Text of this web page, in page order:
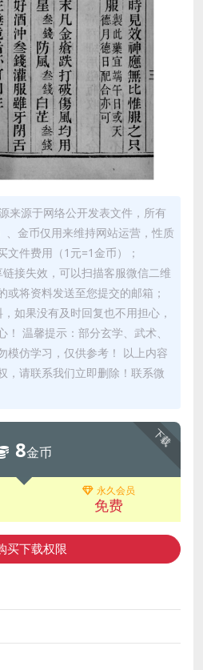
来源于网络公开发表文件，所有
、金币仅用来维持网站运营，性质
文件费用（1元=1金币）；
链接失效，可以扫描客服微信二维
或将资料发送至您提交的邮箱；
如果没有及时回复也不用担心，
温馨提示：部分玄学、武术、
模仿学习，仅供参考！ 以上内容
，请联系我们立即删除！联系微
下载
8金币
永久会员
免费
买下载权限